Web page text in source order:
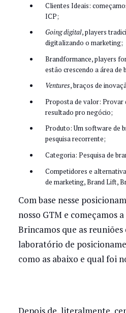
Clientes Ideais:
ICP;
Going digital, players
digitalizando o marketing;
Brandformance, players
estão crescendo a área de
Ventures, braços de
Proposta de valor: Provar
resultado pro negócio;
Produto: Um software de
pesquisa recorrente;
Categoria: Pesquisa de
Competidores e
de marketing, Brand Lift,
Com base nesse
nosso GTM e começamos
Brincamos que as reuniões
laboratório de
como as abaixo e qual foi